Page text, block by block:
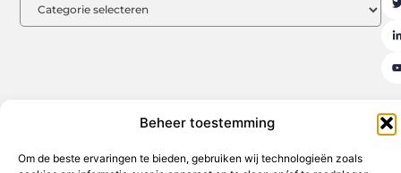
Beheer toestemming
Om de beste ervaringen te bieden, gebruiken wij technologieën zoals
Ons team Over ons Partners Website index Uit De Media